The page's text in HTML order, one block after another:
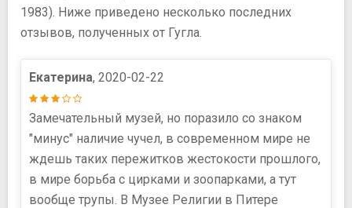
1983). Ниже приведено несколько последних
отзывов, полученных от Гугла.
Екатерина, 2020-02-22
Замечательный музей, но поразило со знаком
"минус" наличие чучел, в современном мире не
ждешь таких пережитков жестокости прошлого,
в мире борьба с цирками и зоопарками, а тут
вообще трупы. В Музее Религии в Питере